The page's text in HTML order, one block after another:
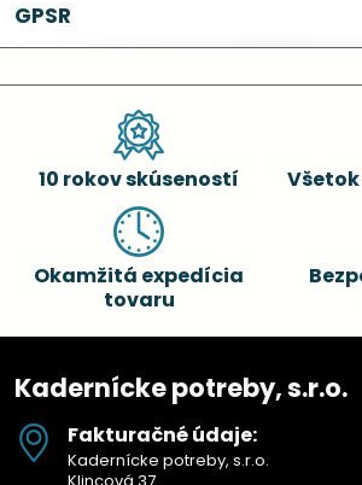
GPSR
10 rokov skúseností
Okamžitá expedícia
tovaru
Kadernícke potreby, s.r.o.
Fakturačné údaje:
Kadernícke potreby, s.r.o.